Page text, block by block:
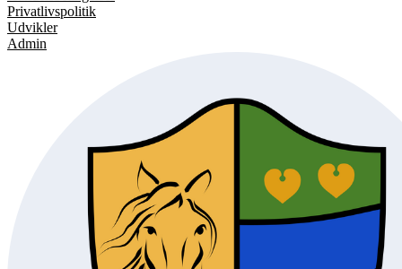
Privatlivspolitik
Udvikler
Admin